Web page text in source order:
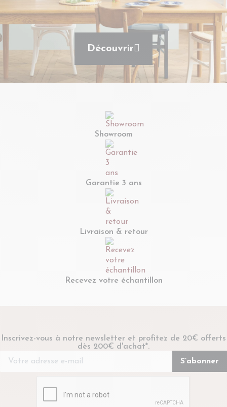
Découvrir
Showroom
Garantie 3 ans
Livraison & retour
Recevez votre échantillon
Inscrivez-vous à notre newsletter et profitez de 20€ offerts
dès 200€ d'achat*.